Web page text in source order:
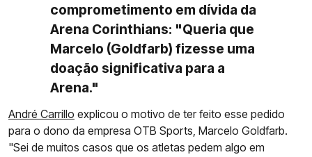
comprometimento em dívida da
Arena Corinthians: "Queria que
Marcelo (Goldfarb) fizesse uma
doação significativa para a
Arena."
André Carrillo explicou o motivo de ter feito esse pedido
para o dono da empresa OTB Sports, Marcelo Goldfarb.
"Sei de muitos casos que os atletas pedem algo em